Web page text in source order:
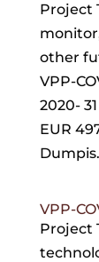
Project
other
VPP-
2020-
EUR
VPP-
Project